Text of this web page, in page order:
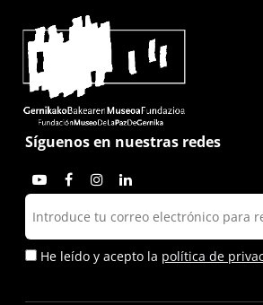
Síguenos en nuestras redes
He leído y acepto la política de